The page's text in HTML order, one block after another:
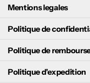
Mentions legales
Politique de
Politique de
Politique d'expedition